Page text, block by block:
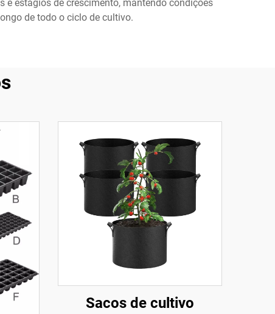
e estágios de crescimento, mantendo condições
de todo o ciclo de cultivo.
Sacos de cultivo